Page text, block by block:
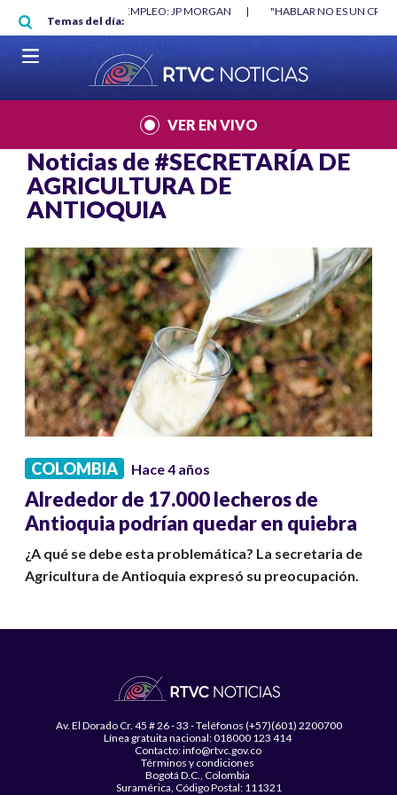
Pasar al contenido principal
Temas del día:
MÍNIMO NO DESTRUYÓ EMPLEO: JP MORGAN |
"HABLAR NO ES UN
MUNDIAL 2026
|
VER EN VIVO
Noticias de #SECRETARÍA DE
AGRICULTURA DE
ANTIOQUIA
COLOMBIA Hace 4 años
Alrededor de 17.000 lecheros de
Antioquia podrían quedar en quiebra
¿A qué se debe esta problemática? La secretaria de
Agricultura de Antioquia expresó su preocupación.
Av. El Dorado Cr. 45 # 26 - 33 - Teléfonos (+57)(601) 2200700
Línea gratuita nacional: 018000 123 414
Contacto: info@rtvc.gov.co
Términos y condiciones
Bogotá D.C., Colombia
Suramérica, Código Postal: 111321